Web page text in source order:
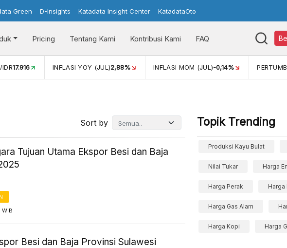
Green D-Insights Katadata Insight Center KatadataOto
Pricing Tentang Kami Kontribusi Kami FAQ
INFLASI YOY (JUL)2,88% INFLASI MOM (JUL) -0,14% PERTUMBUHAN
Sort by
Tujuan Utama Ekspor Besi dan Baja
WIB
Besi dan Baja Provinsi Sulawesi
Topik Trending
Produksi Kayu Bulat
Nilai Tukar Harga
Harga Perak Harga
Harga Gas Alam
Harga Kopi Harga